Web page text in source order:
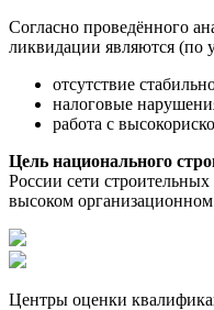
Согласно проведённого
ликвидации являются (по
отсутствие
налоговые
работа с
Цель национального
России сети
высоком
Центры оценки